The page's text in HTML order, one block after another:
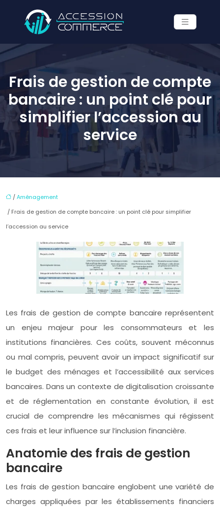
Frais de gestion de compte
bancaire : un point clé pour
simplifier l’accession au
service
/Aménagement
/ Frais de gestion de compte bancaire : un point clé pour simplifier
l’accession au service
Les frais de gestion de compte bancaire représentent
un enjeu majeur pour les consommateurs et les
institutions financières. Ces coûts, souvent méconnus
ou mal compris, peuvent avoir un impact significatif sur
le budget des ménages et l’accessibilité aux services
bancaires. Dans un contexte de digitalisation croissante
et de réglementation en constante évolution, il est
crucial de comprendre les mécanismes qui régissent
ces frais et leur influence sur l’inclusion financière.
Anatomie des frais de gestion
bancaire
Les frais de gestion bancaire englobent une variété de
charges appliquées par les établissements financiers